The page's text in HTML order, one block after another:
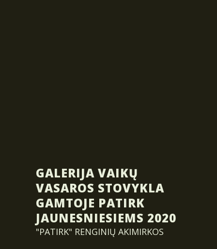
GALERIJA VAIKŲ
VASAROS STOVYKLA
GAMTOJE PATIRK
JAUNESNIESIEMS 2020
"PATIRK" RENGINIŲ AKIMIRKOS